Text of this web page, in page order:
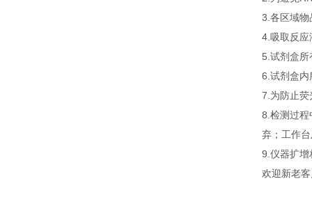
3.各区域物
4.吸取反应
5.试剂盒所
6.试剂盒内
7.为防止荧
8.检测过程
弃；工作
9.仪器扩增
欢迎新老